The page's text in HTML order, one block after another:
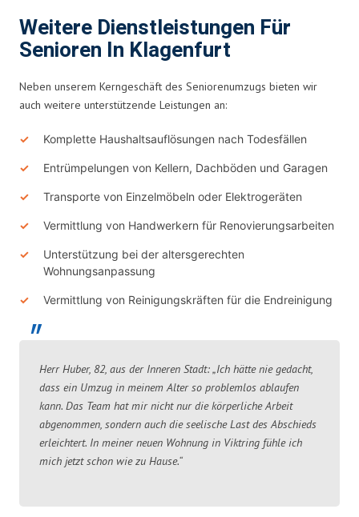
Weitere Dienstleistungen Für
Senioren In Klagenfurt
Neben unserem Kerngeschäft des Seniorenumzugs bieten wir
auch weitere unterstützende Leistungen an:
Komplette Haushaltsauflösungen nach Todesfällen
Entrümpelungen von Kellern, Dachböden und Garagen
Transporte von Einzelmöbeln oder Elektrogeräten
Vermittlung von Handwerkern für Renovierungsarbeiten
Unterstützung bei der altersgerechten
Wohnungsanpassung
Vermittlung von Reinigungskräften für die Endreinigung
Herr Huber, 82, aus der Inneren Stadt: „Ich hätte nie gedacht,
dass ein Umzug in meinem Alter so problemlos ablaufen
kann. Das Team hat mir nicht nur die körperliche Arbeit
abgenommen, sondern auch die seelische Last des Abschieds
erleichtert. In meiner neuen Wohnung in Viktring fühle ich
mich jetzt schon wie zu Hause.“